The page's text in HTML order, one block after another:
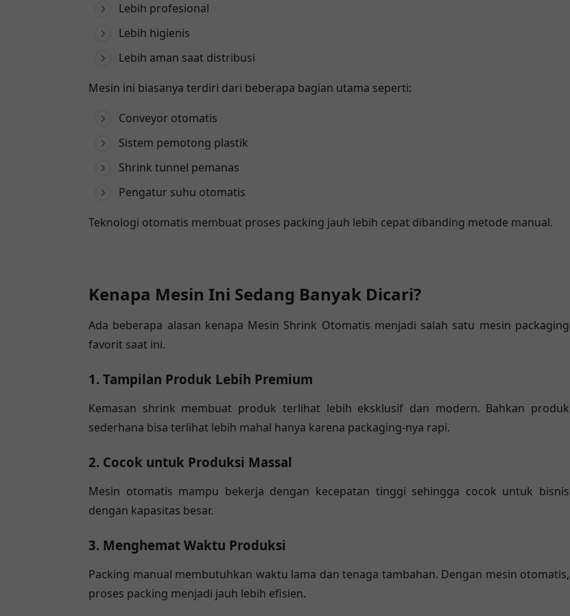
Lebih profesional
Lebih higienis
Lebih aman saat distribusi
Mesin ini biasanya terdiri dari beberapa bagian utama seperti:
Conveyor otomatis
Sistem pemotong plastik
Shrink tunnel pemanas
Pengatur suhu otomatis
Teknologi otomatis membuat proses packing jauh lebih cepat dibanding metode manual.
Kenapa Mesin Ini Sedang Banyak Dicari?
Ada beberapa alasan kenapa Mesin Shrink Otomatis menjadi salah satu mesin packaging
favorit saat ini.
1. Tampilan Produk Lebih Premium
Kemasan shrink membuat produk terlihat lebih eksklusif dan modern. Bahkan produk
sederhana bisa terlihat lebih mahal hanya karena packaging-nya rapi.
2. Cocok untuk Produksi Massal
Mesin otomatis mampu bekerja dengan kecepatan tinggi sehingga cocok untuk bisnis
dengan kapasitas besar.
3. Menghemat Waktu Produksi
Packing manual membutuhkan waktu lama dan tenaga tambahan. Dengan mesin otomatis,
proses packing menjadi jauh lebih efisien.